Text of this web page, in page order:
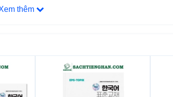
hàng cho quý khách những sự lựa chọn phù hợp
khách hàng.
thêm